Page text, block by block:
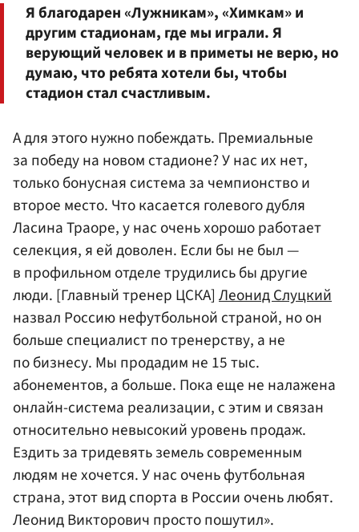
Я благодарен «Лужникам», «Химкам» и
другим стадионам, где мы играли. Я
верующий человек и в приметы не верю, но
думаю, что ребята хотели бы, чтобы
стадион стал счастливым.
А для этого нужно побеждать. Премиальные
за победу на новом стадионе? У нас их нет,
только бонусная система за чемпионство и
второе место. Что касается голевого дубля
Ласина Траоре, у нас очень хорошо работает
селекция, я ей доволен. Если бы не был —
в профильном отделе трудились бы другие
люди. [Главный тренер ЦСКА] Леонид Слуцкий
назвал Россию нефутбольной страной, но он
больше специалист по тренерству, а не
по бизнесу. Мы продадим не 15 тыс.
абонементов, а больше. Пока еще не налажена
онлайн-система реализации, с этим и связан
относительно невысокий уровень продаж.
Ездить за тридевять земель современным
людям не хочется. У нас очень футбольная
страна, этот вид спорта в России очень любят.
Леонид Викторович просто пошутил».